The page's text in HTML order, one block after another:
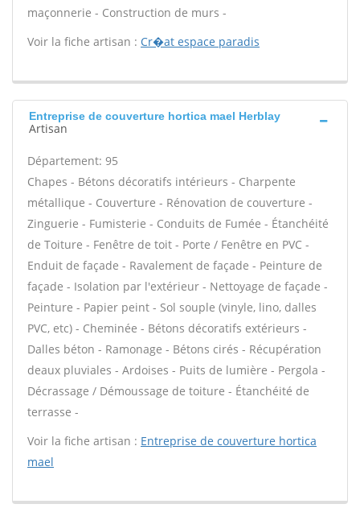
maçonnerie - Construction de murs -
Voir la fiche artisan : Cr�at espace paradis
Entreprise de couverture hortica mael Herblay
Artisan
Département: 95
Chapes - Bétons décoratifs intérieurs - Charpente
métallique - Couverture - Rénovation de couverture -
Zinguerie - Fumisterie - Conduits de Fumée - Étanchéité
de Toiture - Fenêtre de toit - Porte / Fenêtre en PVC -
Enduit de façade - Ravalement de façade - Peinture de
façade - Isolation par l'extérieur - Nettoyage de façade -
Peinture - Papier peint - Sol souple (vinyle, lino, dalles
PVC, etc) - Cheminée - Bétons décoratifs extérieurs -
Dalles béton - Ramonage - Bétons cirés - Récupération
deaux pluviales - Ardoises - Puits de lumière - Pergola -
Décrassage / Démoussage de toiture - Étanchéité de
terrasse -
Voir la fiche artisan : Entreprise de couverture hortica
mael